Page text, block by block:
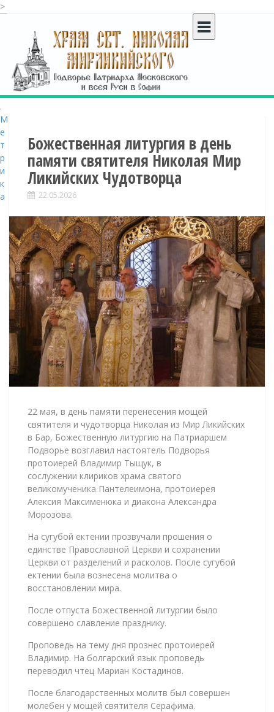
>
c
o
n
t
e
n
t
Божественная литургия в день
памяти святителя Николая Мир
Ликийских Чудотворца
22.05.2026
22 мая, в день памяти перенесения мощей
святителя и чудотворца Николая из Мир Ликийских
в Бар, Божественную литургию на Патриаршем
Подворье возглавил настоятель Подворья
протоиерей Владимир Тыщук, в
сослужении клириков храма святого
великомученика Пантелеимона, протоиерея
Алексия Максименюка и диакона Александра
Морозова.
На сугубой ектении прозвучали прошения о
единстве Православной Церкви и сохранении
Церкви от разделений и расколов. После сугубой
ектении была вознесена молитва о
восстановлении мира.
После отпуста Божественной литургии было
совершено славление празднику.
Проповедь на тему дня прознес протоиерей
Владимир. На болгарский язык проповедь
переводил чтец Мариан Костадинов.
После благодарственных молитв был совершен
молебен у мощей святителя Серафима.